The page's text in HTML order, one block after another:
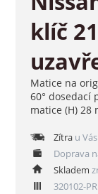
klíč
Matice na
60° dosedací
matice (H) 28
Zítrau
Doprava
Skladem
320102-PR